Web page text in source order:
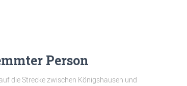
Person
die Strecke zwischen Königshausen und